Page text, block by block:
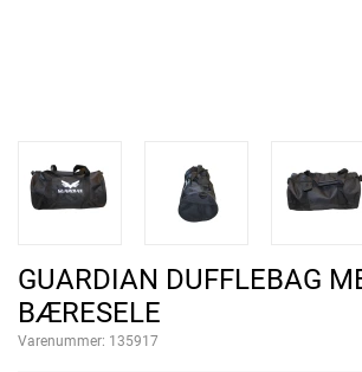
GUARDIAN DUFFLEBAG
BÆRESELE
Varenummer: 135917